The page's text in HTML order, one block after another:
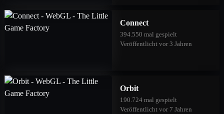
Connect
394.550 mal gespielt
Veröffentlicht vor 3 Jahren
Orbit
190.724 mal gespielt
Veröffentlicht vor 7 Jahren